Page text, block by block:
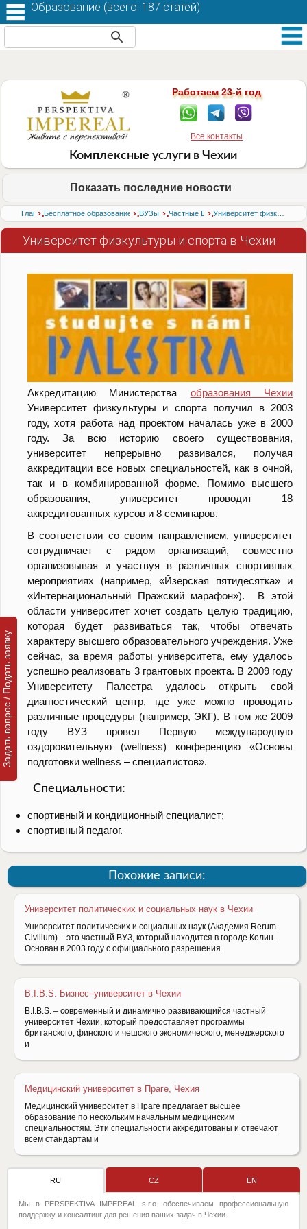
Работаем 23-й год
Все контакты
Комплексные услуги в Чехии
Показать последние новости
Главная
›
Бесплатное образование в Чехии, обучение в Праге
›
ВУЗы Чехии
›
Частные ВУЗы Чехии
› Университет физкультуры и спорта в Чехии
Университет физкультуры и спорта в Чехии
Аккредитацию Министерства образования Чехии
Университет физкультуры и спорта получил в 2003
году, хотя работа над проектом началась уже в 2000
году. За всю историю своего существования,
университет непрерывно развивался, получая
аккредитации все новых специальностей, как в очной,
так и в комбинированной форме. Помимо высшего
образования, университет проводит 18
аккредитованных курсов и 8 семинаров.
В соответствии со своим направлением, университет
сотрудничает с рядом организаций, совместно
организовывая и участвуя в различных спортивных
мероприятиях (например, «Йзерская пятидесятка» и
«Интернациональный Пражский марафон»). В этой
области университет хочет создать целую традицию,
которая будет развиваться так, чтобы отвечать
характеру высшего образовательного учреждения. Уже
сейчас, за время работы университета, ему удалось
успешно реализовать 3 грантовых проекта. В 2009 году
Университету Палестра удалось открыть свой
диагностический центр, где уже можно проводить
различные процедуры (например, ЭКГ). В том же 2009
году ВУЗ провел Первую международную
оздоровительную (wellness) конференцию «Основы
подготовки wellness – специалистов».
Специальности:
спортивный и кондиционный специалист;
спортивный педагог.
Похожие записи:
Университет политических и социальных наук в Чехии
Университет политических и социальных наук (Академия Rerum
Civilium) – это частный ВУЗ, который находится в городе Колин.
Основан в 2003 году с официального разрешения
B.I.B.S. Бизнес–университет в Чехии
B.I.B.S. – современный и динамично развивающийся частный
университет Чехии, который предоставляет программы
британского, финского и чешского экономического, менеджерского
и
Медицинский университет в Праге, Чехия
Медицинский университет в Праге предлагает высшее
образование по нескольким начальным медицинским
специальностям. Эти специальности аккредитованы и отвечают
всем стандартам и
Образование (всего: 187 статей)
Задать вопрос / Подать заявку
RU CZ EN
Мы в PERSPEKTIVA IMPEREAL s.r.o. обеспечиваем профессиональную
поддержку и консалтинг для решения ваших задач в Чехии.